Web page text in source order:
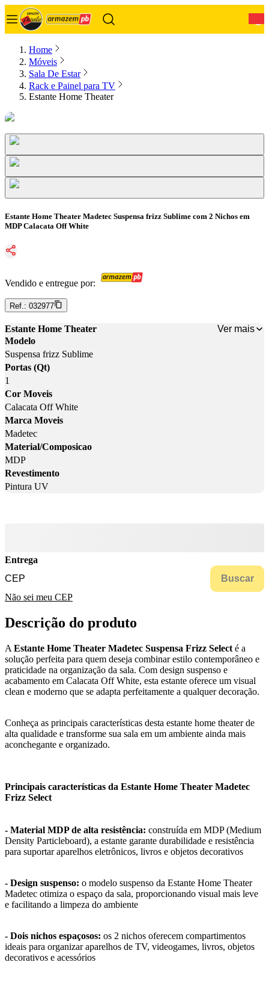
Home
Móveis
Sala De Estar
Rack e Painel para TV
Estante Home Theater
Estante Home Theater Madetec Suspensa frizz Sublime com 2 Nichos em
MDP Calacata Off White
Vendido e entregue por:
Ref.: 032977
Estante Home Theater
Ver mais
Modelo
Suspensa frizz Sublime
Portas (Qt)
1
Cor Moveis
Calacata Off White
Marca Moveis
Madetec
Material/Composicao
MDP
Revestimento
Pintura UV
Entrega
Buscar
Não sei meu CEP
Descrição do produto
A Estante Home Theater Madetec Suspensa Frizz Select é a
solução perfeita para quem deseja combinar estilo contemporâneo e
praticidade na organização da sala. Com design suspenso e
acabamento em Calacata Off White, esta estante oferece um visual
clean e moderno que se adapta perfeitamente a qualquer decoração.
Conheça as principais características desta estante home theater de
alta qualidade e transforme sua sala em um ambiente ainda mais
aconchegante e organizado.
Principais características da Estante Home Theater Madetec
Frizz Select
- Material MDP de alta resistência: construída em MDP (Medium
Density Particleboard), a estante garante durabilidade e resistência
para suportar aparelhos eletrônicos, livros e objetos decorativos
- Design suspenso: o modelo suspenso da Estante Home Theater
Madetec otimiza o espaço da sala, proporcionando visual mais leve
e facilitando a limpeza do ambiente
- Dois nichos espaçosos: os 2 nichos oferecem compartimentos
ideais para organizar aparelhos de TV, videogames, livros, objetos
decorativos e acessórios